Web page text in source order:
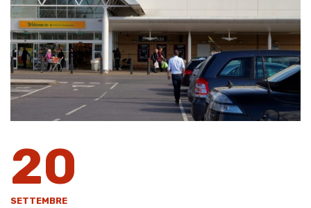
20
SETTEMBRE